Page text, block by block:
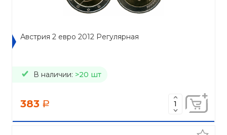
Австрия 2 евро 2012 Регулярная
В наличии: >20 шт
383 a